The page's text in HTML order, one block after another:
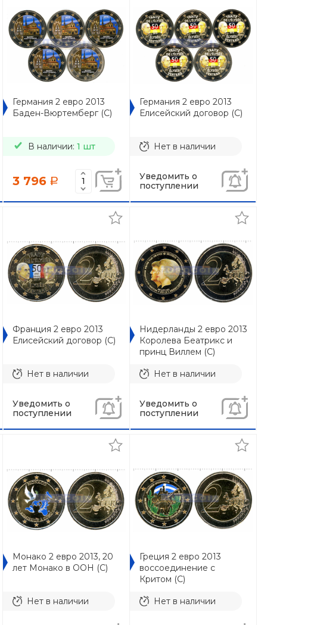
Германия 2 евро 2013
Баден-Вюртемберг (C)
В наличии: 1 шт
3 796 a
Германия 2 евро 2013
Елисейский договор (C)
Нет в наличии
Уведомить о
поступлении
Франция 2 евро 2013
Елисейский договор (C)
Нет в наличии
Уведомить о
поступлении
Нидерланды 2 евро 2013
Королева Беатрикс и
принц Виллем (C)
Нет в наличии
Уведомить о
поступлении
Монако 2 евро 2013, 20
лет Монако в ООН (С)
Нет в наличии
Греция 2 евро 2013
воссоединение с
Критом (C)
Нет в наличии